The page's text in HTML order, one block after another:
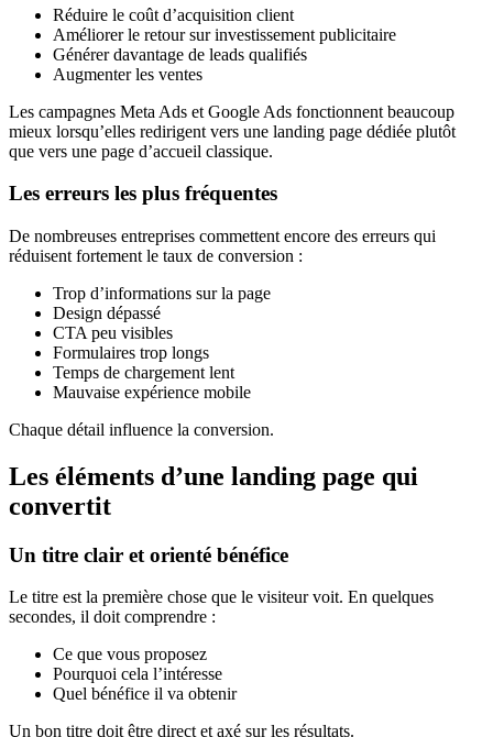
Réduire le coût d’acquisition client
Améliorer le retour sur investissement publicitaire
Générer davantage de leads qualifiés
Augmenter les ventes
Les campagnes Meta Ads et Google Ads fonctionnent beaucoup
mieux lorsqu’elles redirigent vers une landing page dédiée plutôt
que vers une page d’accueil classique.
Les erreurs les plus fréquentes
De nombreuses entreprises commettent encore des erreurs qui
réduisent fortement le taux de conversion :
Trop d’informations sur la page
Design dépassé
CTA peu visibles
Formulaires trop longs
Temps de chargement lent
Mauvaise expérience mobile
Chaque détail influence la conversion.
Les éléments d’une landing page qui
convertit
Un titre clair et orienté bénéfice
Le titre est la première chose que le visiteur voit. En quelques
secondes, il doit comprendre :
Ce que vous proposez
Pourquoi cela l’intéresse
Quel bénéfice il va obtenir
Un bon titre doit être direct et axé sur les résultats.